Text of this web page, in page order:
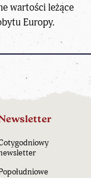
wartości leżące
Europy.